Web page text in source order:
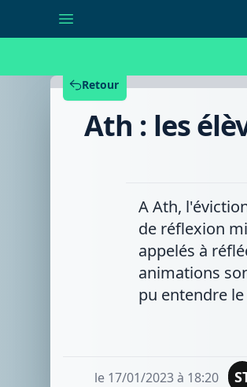
Retour
Ath : les
A Ath,
de réflexion
appelés à
animations
pu entendre
le 17/01/2023 à 18:20